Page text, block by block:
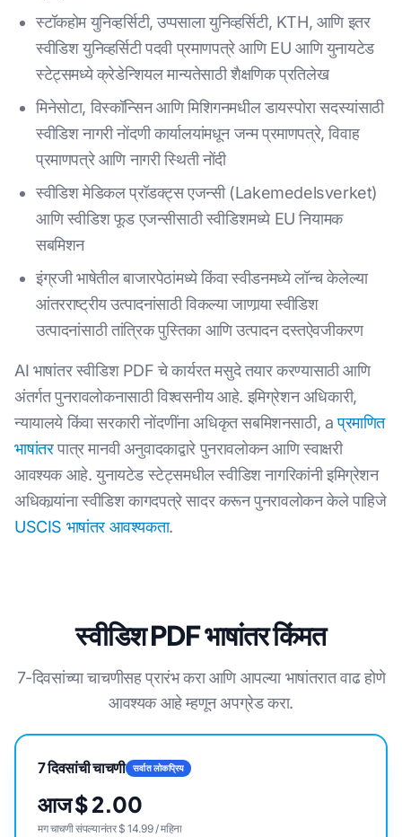
स्टॉकहोम युनिव्हर्सिटी, उप्पसाला युनिव्हर्सिटी, KTH, आणि इतर
स्वीडिश युनिव्हर्सिटी पदवी प्रमाणपत्रे आणि EU आणि युनायटेड
स्टेट्समध्ये क्रेडेन्शियल मान्यतेसाठी शैक्षणिक प्रतिलेख
मिनेसोटा, विस्कॉन्सिन आणि मिशिगनमधील डायस्पोरा सदस्यांसाठी
स्वीडिश नागरी नोंदणी कार्यालयांमधून जन्म प्रमाणपत्रे, विवाह
प्रमाणपत्रे आणि नागरी स्थिती नोंदी
स्वीडिश मेडिकल प्रॉडक्ट्स एजन्सी (Lakemedelsverket)
आणि स्वीडिश फूड एजन्सीसाठी स्वीडिशमध्ये EU नियामक
सबमिशन
इंग्रजी भाषेतील बाजारपेठांमध्ये किंवा स्वीडनमध्ये लॉन्च केलेल्या
आंतरराष्ट्रीय उत्पादनांसाठी विकल्या जाणार्‍या स्वीडिश
उत्पादनांसाठी तांत्रिक पुस्तिका आणि उत्पादन दस्तऐवजीकरण
AI भाषांतर स्वीडिश PDF चे कार्यरत मसुदे तयार करण्यासाठी आणि
अंतर्गत पुनरावलोकनासाठी विश्वसनीय आहे. इमिग्रेशन अधिकारी,
न्यायालये किंवा सरकारी नोंदणींना अधिकृत सबमिशनसाठी, aप्रमाणित
भाषांतरपात्र मानवी अनुवादकाद्वारे पुनरावलोकन आणि स्वाक्षरी
आवश्यक आहे. युनायटेड स्टेट्समधील स्वीडिश नागरिकांनी इमिग्रेशन
अधिकार्‍यांना स्वीडिश कागदपत्रे सादर करून पुनरावलोकन केले पाहिजे
USCIS भाषांतर आवश्यकता.
स्वीडिश PDF भाषांतर किंमत
7-दिवसांच्या चाचणीसह प्रारंभ करा आणि आपल्या भाषांतरात वाढ होणे
आवश्यक आहे म्हणून अपग्रेड करा.
7 दिवसांची चाचणी सर्वात लोकप्रिय
आज $ 2.00
मग चाचणी संपल्यानंतर $ 14.99 / महिना